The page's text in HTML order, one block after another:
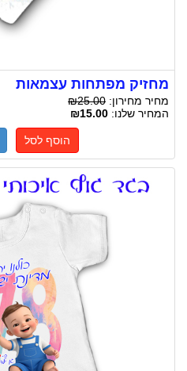
מחזיק מפתחות עצמאות
מחיר מחירון: ₪25.00
המחיר שלנו: ₪15.00
הוסף לסל